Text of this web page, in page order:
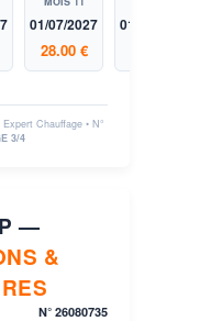
01/07/2027
28.00 €
01/08/2027
Chauffage • N°
3/4
—
&
N° 26080735